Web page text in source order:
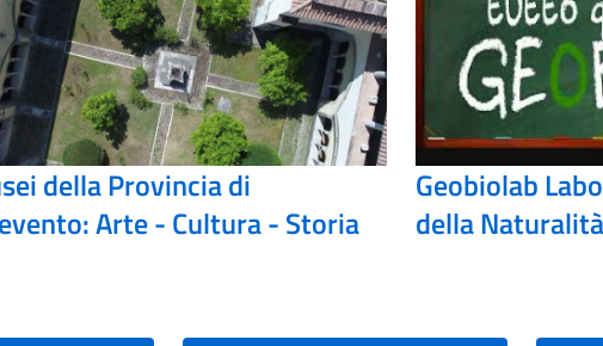
della Provincia di
Arte - Cultura - Storia
Geobiolab
della Naturalità